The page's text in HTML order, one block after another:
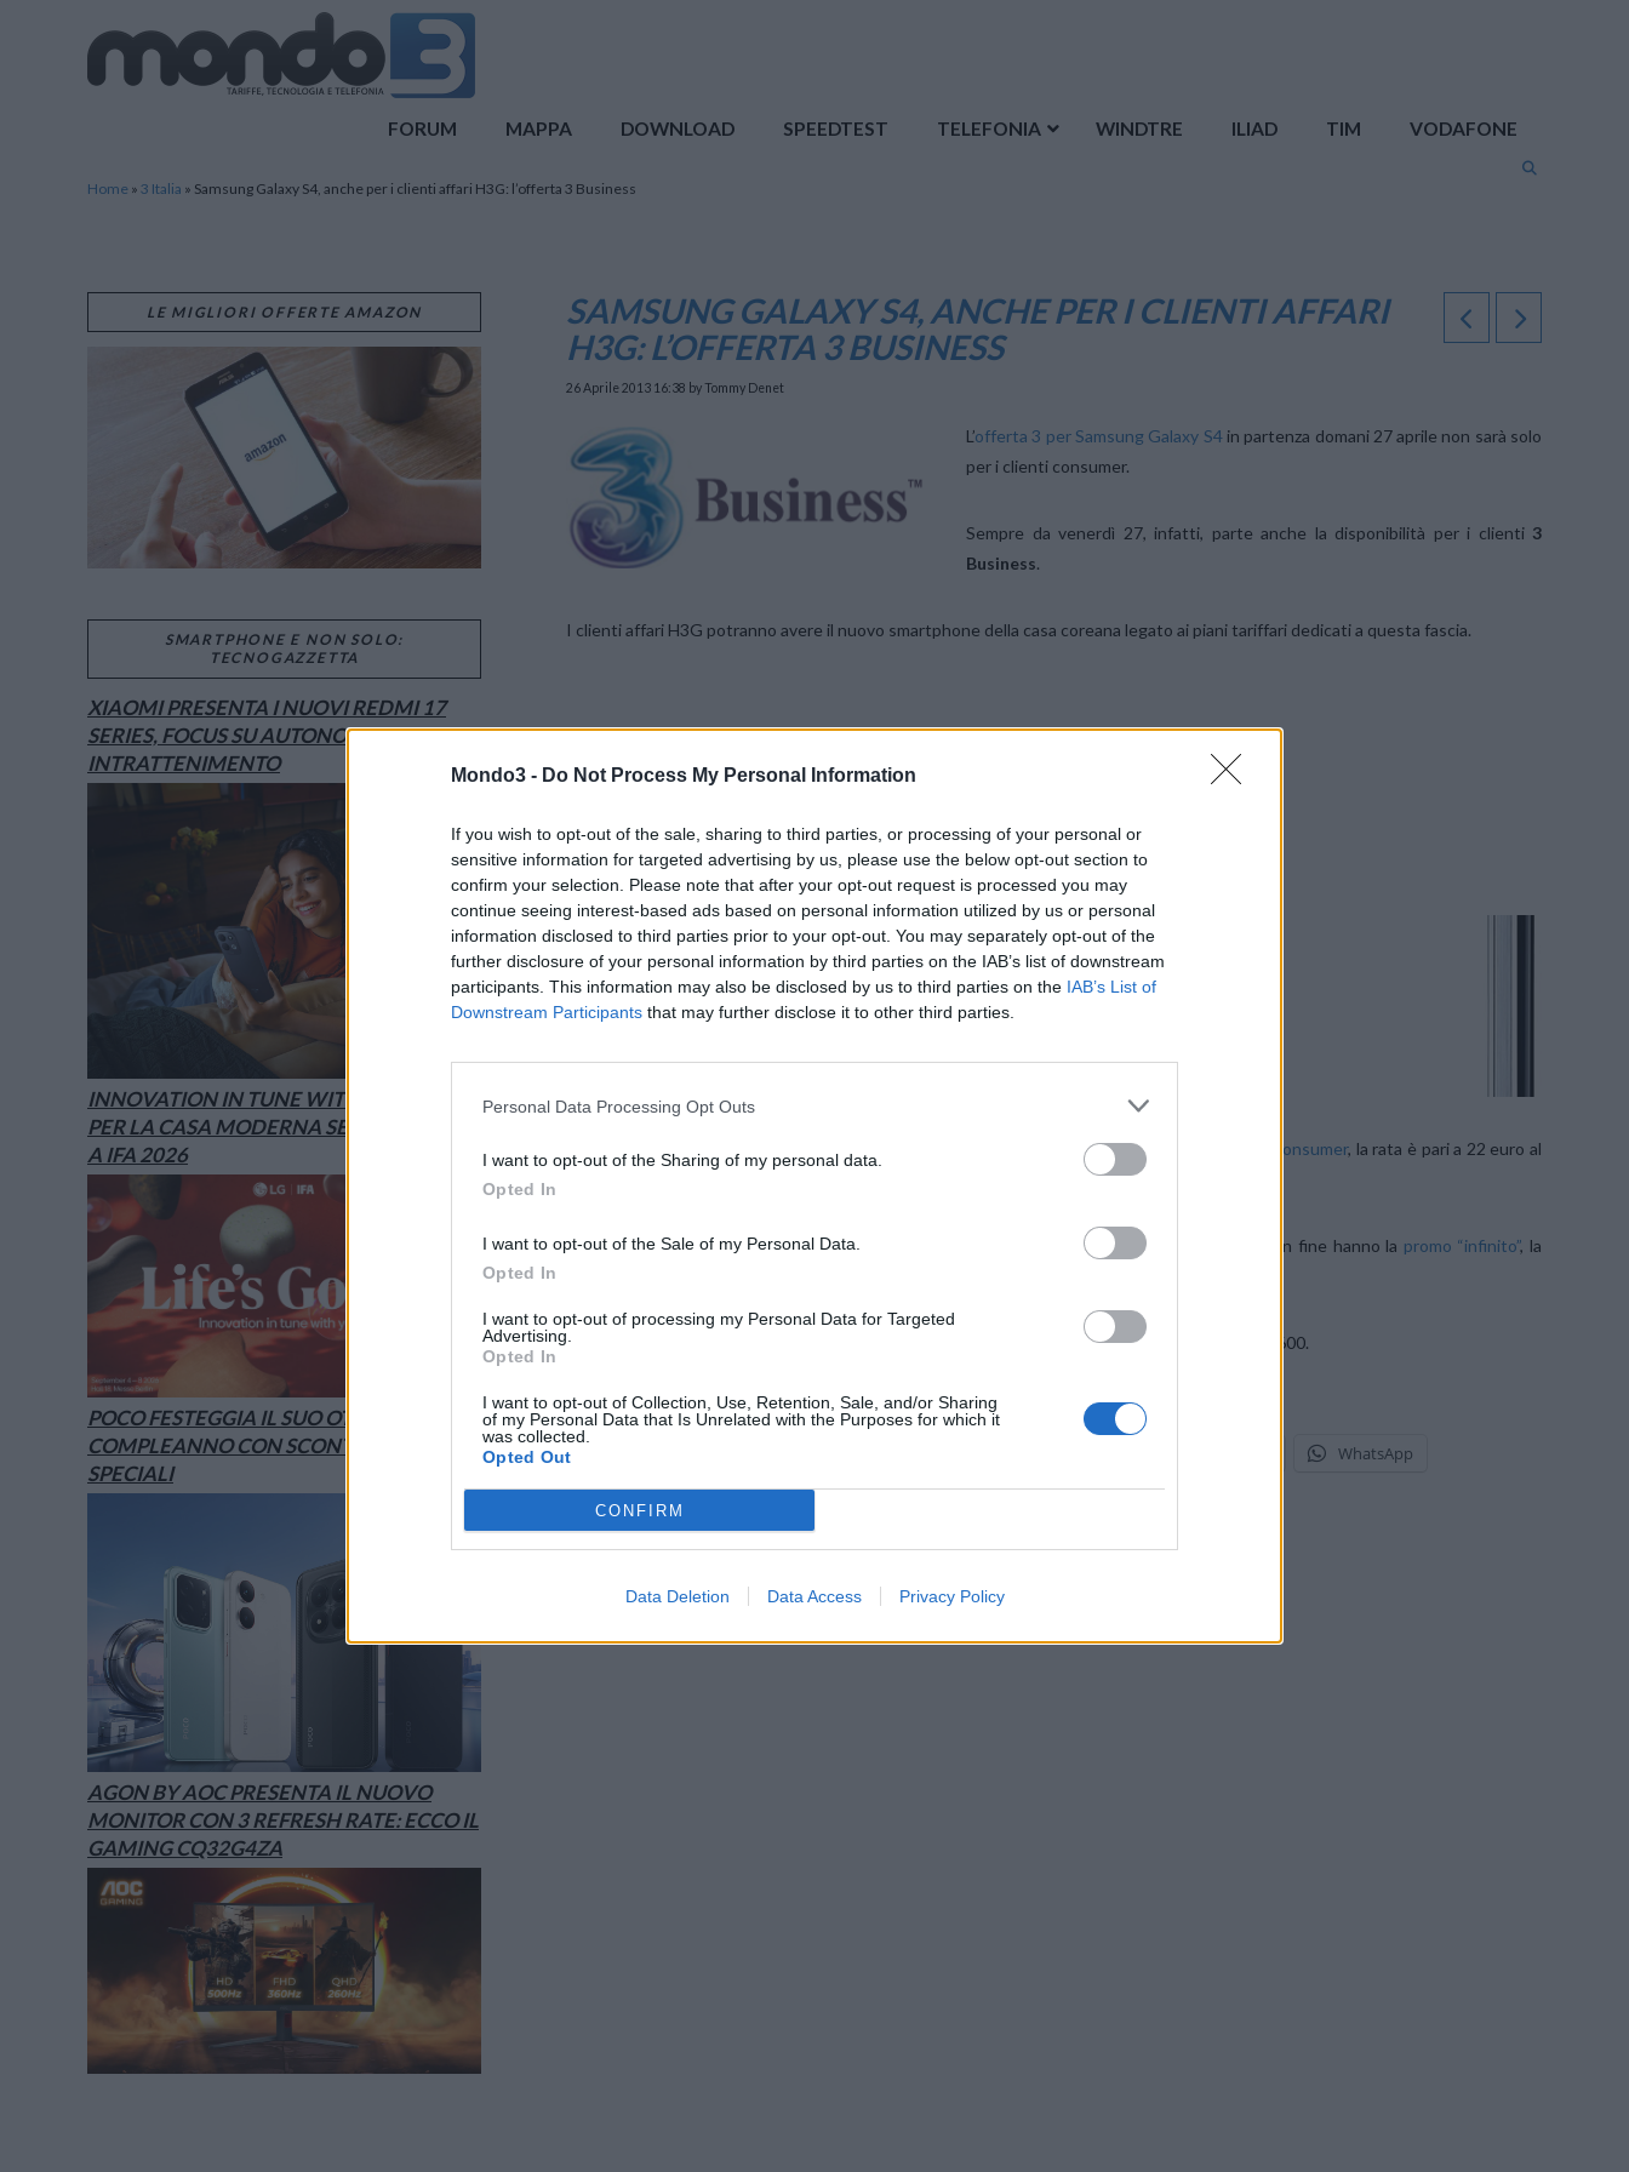
Mondo3 - Do Not Process My Personal Information
If you wish to opt-out of the sale, sharing to third parties, or processing of your personal or
sensitive information for targeted advertising by us, please use the below opt-out section to
confirm your selection. Please note that after your opt-out request is processed you may
continue seeing interest-based ads based on personal information utilized by us or personal
information disclosed to third parties prior to your opt-out. You may separately opt-out of the
further disclosure of your personal information by third parties on the IAB’s list of downstream
participants. This information may also be disclosed by us to third parties on the IAB’s List of
Downstream Participants that may further disclose it to other third parties.
Personal Data Processing Opt Outs
I want to opt-out of the Sharing of my personal data.
Opted In
I want to opt-out of the Sale of my Personal Data.
Opted In
I want to opt-out of processing my Personal Data for Targeted
Advertising.
Opted In
I want to opt-out of Collection, Use, Retention, Sale, and/or Sharing
of my Personal Data that Is Unrelated with the Purposes for which it
was collected.
Opted Out
CONFIRM
Data Deletion Data Access Privacy Policy
FORUM MAPPA DOWNLOAD SPEEDTEST TELEFONIA WINDTRE ILIAD TIM VODAFONE
Home » 3 Italia » Samsung Galaxy S4, anche per i clienti affari H3G: l’offerta 3 Business
SAMSUNG GALAXY S4, ANCHE PER I CLIENTI AFFARI
H3G: L’OFFERTA 3 BUSINESS
26 Aprile 2013 16:38 by Tommy Denet
L’offerta 3 per Samsung Galaxy S4in partenza domani 27 aprile non sarà solo
per i clienti consumer.
Sempre da venerdì 27, infatti, parte anche la disponibilità per i clienti 3
Business.
I clienti affari H3G potranno avere il nuovo smartphone della casa coreana legato ai piani tariffari dedicati a questa fascia.
Le modalità dovrebbero essere queste a seconda della tariffa:
PRO 400
PRO 800
. L’anticipo è pari a 0 euro, come per la versione consumer, la rata è pari a 22 euro al
Vi ricordiamo che dal 14 Gennaio i terminali attivati con il piano PRO 3000 e con MNP a buon fine hanno la promo “infinito”, la
Segnaliamo infine che il nuovo S4 lavora sulla banda LTE sulle frequenze 800/900/1800/2100/2600.
CONDIVIDI QUESTO ARTICOLO:
WhatsApp
Stampa
LE MIGLIORI OFFERTE AMAZON
SMARTPHONE E NON SOLO:
TECNOGAZZETTA
XIAOMI PRESENTA I NUOVI REDMI 17
SERIES, FOCUS SU AUTONOMIA E
INTRATTENIMENTO
INNOVATION IN TUNE WITH YOU: L’AI
PER LA CASA MODERNA SECONDO LG È
A IFA 2026
POCO FESTEGGIA IL SUO OTTAVO
COMPLEANNO CON SCONTI E OFFERTE
SPECIALI
AGON BY AOC PRESENTA IL NUOVO
MONITOR CON 3 REFRESH RATE: ECCO IL
GAMING CQ32G4ZA